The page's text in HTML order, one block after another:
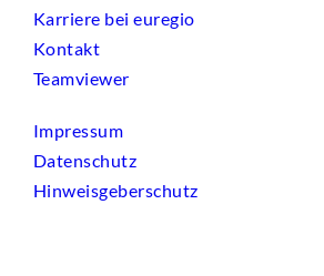
Karriere bei euregio
Kontakt
Teamviewer
Impressum
Datenschutz
Hinweisgeberschutz